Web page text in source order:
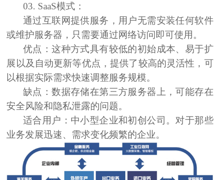
03. SaaS模式：
通过互联网提供服务，用户无需安装任何软件
或维护服务器，只需要通过网络访问即可使用。
优点：这种方式具有较低的初始成本、易于扩
展以及自动更新等优点，提供了较高的灵活性，可
以根据实际需求快速调整服务规模。
缺点：数据存储在第三方服务器上，可能存在
安全风险和隐私泄露的问题。
适合用户： 中小型企业和初创公司。对于那些
业务发展迅速、需求变化频繁的企业。